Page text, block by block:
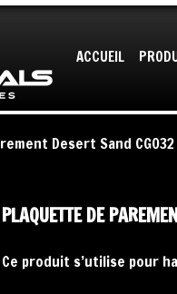
Skip
ACCUEIL
Desert Sand CG032
PLAQUETTE DE
Ce produit s’utilise pour
nous autorisez à